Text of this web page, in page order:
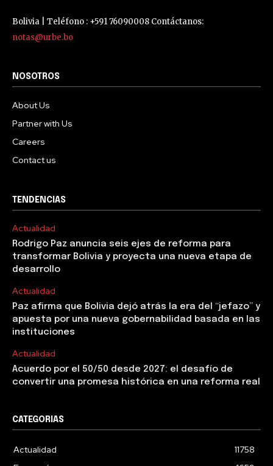
Bolivia | Teléfono : +591 76090008 Contáctanos:
notas@urbe.bo
NOSOTROS
About Us
Partner with Us
Careers
Contact us
TENDENCIAS
Actualidad
Rodrigo Paz anuncia seis ejes de reforma para
transformar Bolivia y proyecta una nueva etapa de
desarrollo
Actualidad
Paz afirma que Bolivia dejó atrás la era del “jefazo” y
apuesta por una nueva gobernabilidad basada en las
instituciones
Actualidad
Acuerdo por el 50/50 desde 2027: el desafío de
convertir una promesa histórica en una reforma real
CATEGORIAS
Actualidad
11758